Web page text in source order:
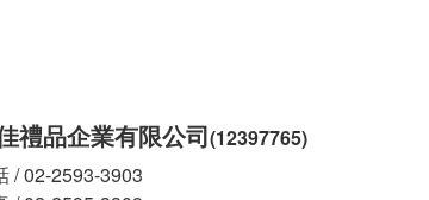
禮品企業有限公司(12397765)
/ 02-2593-3903